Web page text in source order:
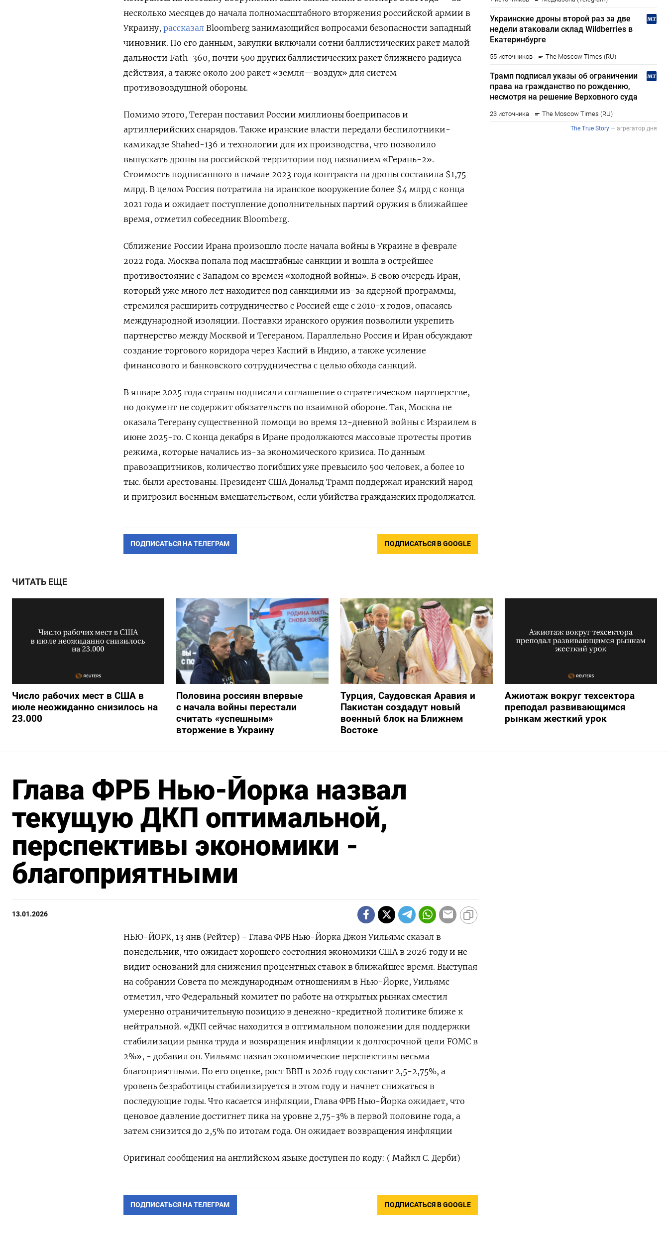
несколько месяцев до начала полномасштабного вторжения российской армии в
Украину, рассказал Bloomberg занимающийся вопросами безопасности западный
чиновник. По его данным, закупки включали сотни баллистических ракет малой
дальности Fath-360, почти 500 других баллистических ракет ближнего радиуса
действия, а также около 200 ракет «земля—воздух» для систем
противовоздушной обороны.
Помимо этого, Тегеран поставил России миллионы боеприпасов и
артиллерийских снарядов. Также иранские власти передали беспилотники-
камикадзе Shahed-136 и технологии для их производства, что позволило
выпускать дроны на российской территории под названием «Герань-2».
Стоимость подписанного в начале 2023 года контракта на дроны составила $1,75
млрд. В целом Россия потратила на иранское вооружение более $4 млрд с конца
2021 года и ожидает поступление дополнительных партий оружия в ближайшее
время, отметил собеседник Bloomberg.
Сближение России Ирана произошло после начала войны в Украине в феврале
2022 года. Москва попала под масштабные санкции и вошла в острейшее
противостояние с Западом со времен «холодной войны». В свою очередь Иран,
который уже много лет находится под санкциями из-за ядерной программы,
стремился расширить сотрудничество с Россией еще с 2010-х годов, опасаясь
международной изоляции. Поставки иранского оружия позволили укрепить
партнерство между Москвой и Тегераном. Параллельно Россия и Иран обсуждают
создание торгового коридора через Каспий в Индию, а также усиление
финансового и банковского сотрудничества с целью обхода санкций.
В январе 2025 года страны подписали соглашение о стратегическом партнерстве,
но документ не содержит обязательств по взаимной обороне. Так, Москва не
оказала Тегерану существенной помощи во время 12-дневной войны с Израилем в
июне 2025-го. С конца декабря в Иране продолжаются массовые протесты против
режима, которые начались из-за экономического кризиса. По данным
правозащитников, количество погибших уже превысило 500 человек, а более 10
тыс. были арестованы. Президент США Дональд Трамп поддержал иранский народ
и пригрозил военным вмешательством, если убийства гражданских продолжатся.
ПОДПИСАТЬСЯ НА ТЕЛЕГРАМ ПОДПИСАТЬСЯ В GOOGLE
ЧИТАТЬ ЕЩЕ
Число рабочих мест в США в
июле неожиданно снизилось на
23.000
Половина россиян впервые
с начала войны перестали
считать «успешным»
вторжение в Украину
Турция, Саудовская Аравия и
Пакистан создадут новый
военный блок на Ближнем
Востоке
Ажиотаж вокруг техсектора
преподал развивающимся
рынкам жесткий урок
Глава ФРБ Нью-Йорка назвал
текущую ДКП оптимальной,
перспективы экономики -
благоприятными
13.01.2026
НЬЮ-ЙОРК, 13 янв (Рейтер) - Глава ФРБ Нью-Йорка Джон Уильямс сказал в
понедельник, что ⁠ожидает хорошего состояния экономики США в 2026 году и не
видит оснований для снижения процентных ставок в ⁠ближайшее время. Выступая
​на собрании Совета по ⁠международным отношениям в Нью-Йорке, Уильямс
отметил, что ⁠Федеральный комитет по работе на открытых рынках сместил
умеренно ‌ограничительную позицию в денежно-кредитной политике ‍ближе к
нейтральной. «ДКП сейчас находится ‌в оптимальном положении для поддержки
стабилизации рынка ​труда и возвращения инфляции к долгосрочной цели FOMC в
2%», - добавил он. Уильямс назвал ⁠экономические перспективы весьма
благоприятными. По ‍его оценке, рост ВВП в 2026 ‌году составит 2,5-2,75%, а
уровень безработицы стабилизируется в этом году и начнет снижаться в
последующие годы. Что касается инфляции, Глава ФРБ Нью-Йорка ожидает, что
ценовое давление ‍достигнет пика ‍на уровне 2,75-3% в первой половине года, а
‍затем снизится до 2,5% по итогам года. Он ожидает возвращения инфляции
Оригинал сообщения ⁠на английском языке доступен по коду: ( Майкл С. Дерби)
ПОДПИСАТЬСЯ НА ТЕЛЕГРАМ ПОДПИСАТЬСЯ В GOOGLE